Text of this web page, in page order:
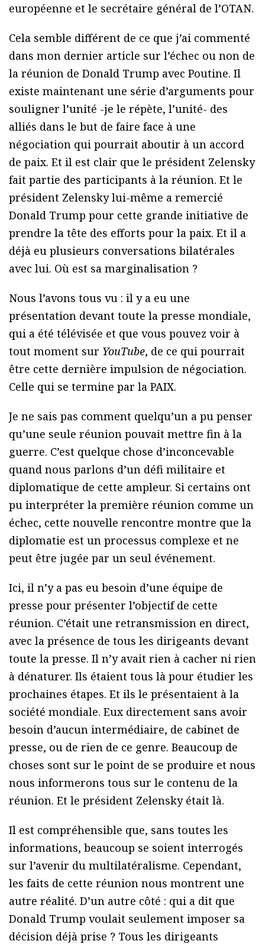
européenne et le secrétaire général de l’OTAN.
Cela semble différent de ce que j’ai commenté
dans mon dernier article sur l’échec ou non de
la réunion de Donald Trump avec Poutine. Il
existe maintenant une série d’arguments pour
souligner l’unité -je le répète, l’unité- des
alliés dans le but de faire face à une
négociation qui pourrait aboutir à un accord
de paix. Et il est clair que le président Zelensky
fait partie des participants à la réunion. Et le
président Zelensky lui-même a remercié
Donald Trump pour cette grande initiative de
prendre la tête des efforts pour la paix. Et il a
déjà eu plusieurs conversations bilatérales
avec lui. Où est sa marginalisation ?
Nous l’avons tous vu : il y a eu une
présentation devant toute la presse mondiale,
qui a été télévisée et que vous pouvez voir à
tout moment sur YouTube, de ce qui pourrait
être cette dernière impulsion de négociation.
Celle qui se termine par la PAIX.
Je ne sais pas comment quelqu’un a pu penser
qu’une seule réunion pouvait mettre fin à la
guerre. C’est quelque chose d’inconcevable
quand nous parlons d’un défi militaire et
diplomatique de cette ampleur. Si certains ont
pu interpréter la première réunion comme un
échec, cette nouvelle rencontre montre que la
diplomatie est un processus complexe et ne
peut être jugée par un seul événement.
Ici, il n’y a pas eu besoin d’une équipe de
presse pour présenter l’objectif de cette
réunion. C’était une retransmission en direct,
avec la présence de tous les dirigeants devant
toute la presse. Il n’y avait rien à cacher ni rien
à dénaturer. Ils étaient tous là pour étudier les
prochaines étapes. Et ils le présentaient à la
société mondiale. Eux directement sans avoir
besoin d’aucun intermédiaire, de cabinet de
presse, ou de rien de ce genre. Beaucoup de
choses sont sur le point de se produire et nous
nous informerons tous sur le contenu de la
réunion. Et le président Zelensky était là.
Il est compréhensible que, sans toutes les
informations, beaucoup se soient interrogés
sur l’avenir du multilatéralisme. Cependant,
les faits de cette réunion nous montrent une
autre réalité. D’un autre côté : qui a dit que
Donald Trump voulait seulement imposer sa
décision déjà prise ? Tous les dirigeants